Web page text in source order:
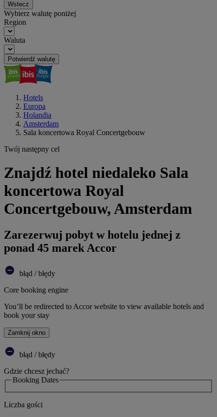
Wstecz
Wybierz walutę poniżej
Region
Waluta
Potwierdź walutę
Hotels
Europa
Holandia
Amsterdam
Sala koncertowa Royal Concertgebouw
Twój następny cel
Znajdź hotel niedaleko Sala
koncertowa Royal
Concertgebouw, Amsterdam
Zarezerwuj pobyt w hotelu jednej z
ponad 45 marek Accor
błąd / błędy
Core booking engine
You’ll be redirected to Accor website to view available hotels and
book your stay
Zamknij okno
błąd / błędy
Gdzie chcesz jechać?
Booking Dates
Liczba gości